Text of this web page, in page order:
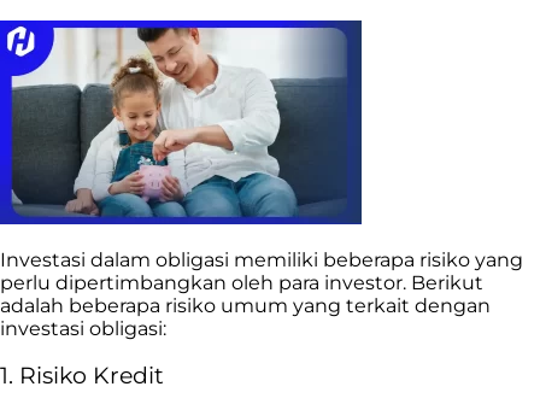
Investasi dalam obligasi memiliki beberapa risiko yang
perlu dipertimbangkan oleh para investor. Berikut
adalah beberapa risiko umum yang terkait dengan
investasi obligasi:
1. Risiko Kredit